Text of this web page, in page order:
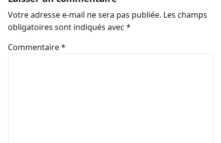
Votre adresse e-mail ne sera pas publiée. Les champs
obligatoires sont indiqués avec *
Commentaire*